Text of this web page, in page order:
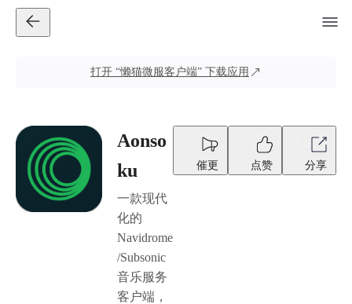
打开 “懒猫微服客户端” 下载应用
Aonso
ku
一款现代
化的
Navidrome
/Subsonic
音乐服务
客户端，
催更 点赞 分享